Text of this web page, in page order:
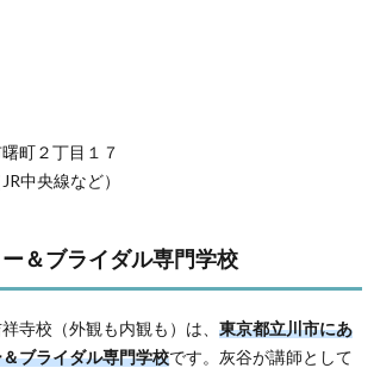
町２丁目１７
中央線など）
＆ブライダル専門学校
寺校（外観も内観も）は、 東京都立川市にあ
ブライダル専門学校です。灰谷が講師として